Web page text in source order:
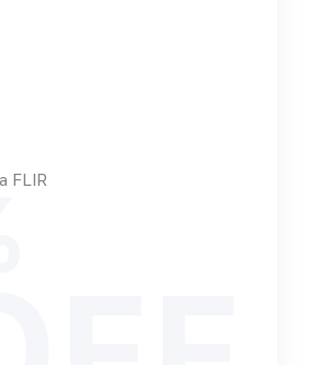
возможностей
FLIR